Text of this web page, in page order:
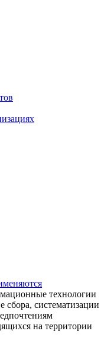
технологии
сбора, систематизации
на территории